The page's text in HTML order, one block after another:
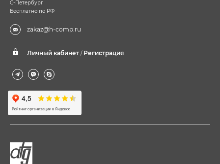
С-Петербург
Бесплатно по РФ
zakaz@h-comp.ru
Личный кабинет / Регистрация